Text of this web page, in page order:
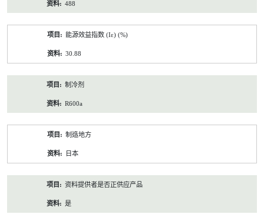
488
能源效益指数 (Iε) (%)
30.88
制冷剂
R600a
制造地方
日本
资料提供者是否正供应产品
是